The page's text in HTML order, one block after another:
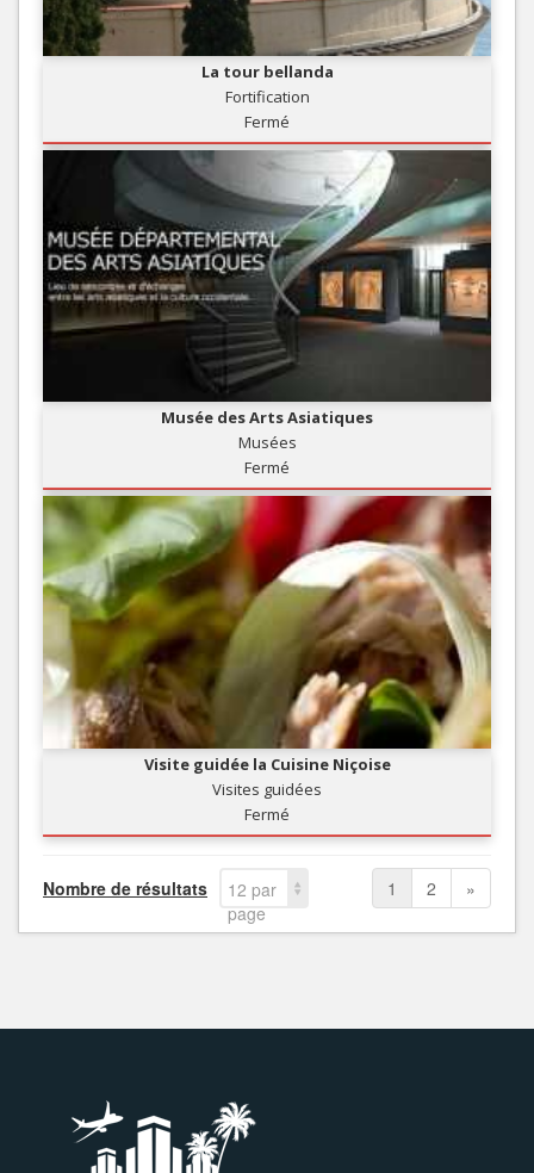
La tour bellanda
Fortification
Fermé
Musée des Arts Asiatiques
Musées
Fermé
Visite guidée la Cuisine Niçoise
Visites guidées
Fermé
Nombre de résultats
12 par
page
1 2 »